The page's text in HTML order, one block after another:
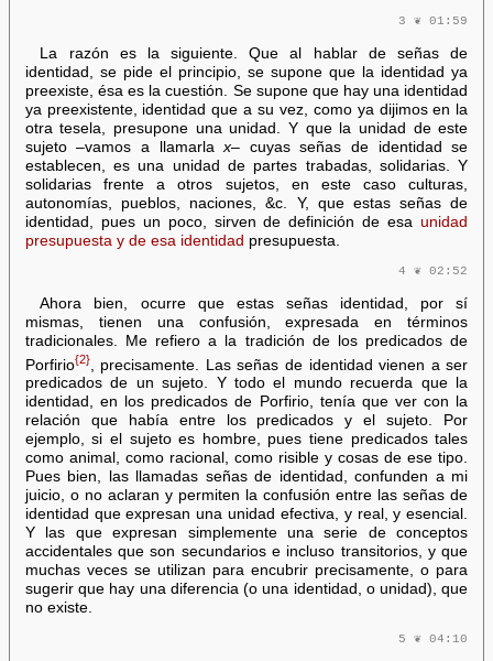
3 ❦ 01:59
La razón es la siguiente. Que al hablar de señas de
identidad, se pide el principio, se supone que la identidad ya
preexiste, ésa es la cuestión. Se supone que hay una identidad
ya preexistente, identidad que a su vez, como ya dijimos en la
otra tesela, presupone una unidad. Y que la unidad de este
sujeto –vamos a llamarlax– cuyas señas de identidad se
establecen, es una unidad de partes trabadas, solidarias. Y
solidarias frente a otros sujetos, en este caso culturas,
autonomías, pueblos, naciones, &c. Y, que estas señas de
identidad, pues un poco, sirven de definición de esaunidad
presupuesta y de esa identidad presupuesta.
4 ❦ 02:52
Ahora bien, ocurre que estas señas identidad, por sí
mismas, tienen una confusión, expresada en términos
tradicionales. Me refiero a la tradición de los predicados de
Porfirio{2}, precisamente. Las señas de identidad vienen a ser
predicados de un sujeto. Y todo el mundo recuerda que la
identidad, en los predicados de Porfirio, tenía que ver con la
relación que había entre los predicados y el sujeto. Por
ejemplo, si el sujeto es hombre, pues tiene predicados tales
como animal, como racional, como risible y cosas de ese tipo.
Pues bien, las llamadas señas de identidad, confunden a mi
juicio, o no aclaran y permiten la confusión entre las señas de
identidad que expresan una unidad efectiva, y real, y esencial.
Y las que expresan simplemente una serie de conceptos
accidentales que son secundarios e incluso transitorios, y que
muchas veces se utilizan para encubrir precisamente, o para
sugerir que hay una diferencia (o una identidad, o unidad), que
no existe.
5 ❦ 04:10